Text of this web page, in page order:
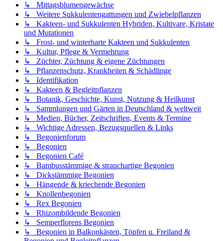
↳ Mittagsblumengewächse
↳ Weitere Sukkulentengattungen und Zwiebelpflanzen
↳ Kakteen- und Sukkulenten Hybriden, Kultivare, Kristate
und Mutationen
↳ Frost- und winterharte Kakteen und Sukkulenten
↳ Kultur, Pflege & Vermehrung
↳ Züchter, Züchtung & eigene Züchtungen
↳ Pflanzenschutz, Krankheiten & Schädlinge
↳ Identifikation
↳ Kakteen & Begleitpflanzen
↳ Botanik, Geschichte, Kunst, Nutzung & Heilkunst
↳ Sammlungen und Gärten in Deutschland & weltweit
↳ Medien, Bücher, Zeitschriften, Events & Termine
↳ Wichtige Adressen, Bezugsquellen & Links
↳ Begonienforum
↳ Begonien
↳ Begonien Café
↳ Bambusstämmige & strauchartige Begonien
↳ Dickstämmige Begonien
↳ Hängende & kriechende Begonien
↳ Knollenbegonien
↳ Rex Begonien
↳ Rhizombildende Begonien
↳ Semperflorens Begonien
↳ Begonien in Balkonkästen, Töpfen u. Freiland &